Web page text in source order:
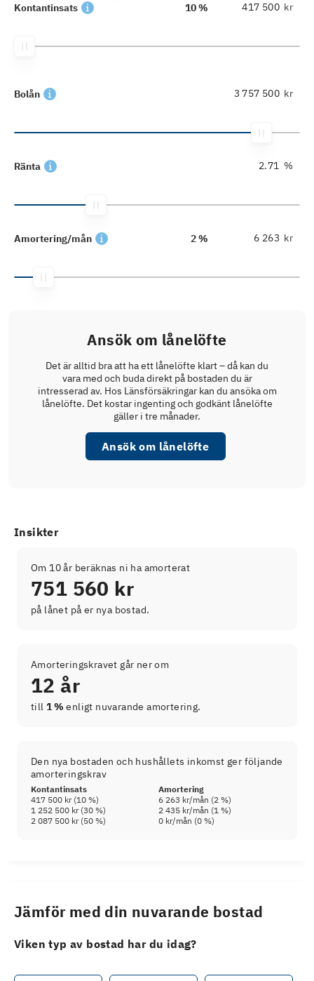
Kontantinsats 10 % kr
Bolån kr
Ränta %
Amortering/mån 2 % kr
Ansök om lånelöfte
Det är alltid bra att ha ett lånelöfte klart – då kan du
vara med och buda direkt på bostaden du är
intresserad av. Hos Länsförsäkringar kan du ansöka om
lånelöfte. Det kostar ingenting och godkänt lånelöfte
gäller i tre månader.
Ansök om lånelöfte
Insikter
Om 10 år beräknas ni ha amorterat
751 560 kr
på lånet på er nya bostad.
Amorteringskravet går ner om
12 år
till 1 % enligt nuvarande amortering.
Den nya bostaden och hushållets inkomst ger följande
amorteringskrav
Kontantinsats
Amortering
417 500 kr(10 %) 6 263 kr/mån (2 %)
1 252 500 kr(30 %) 2 435 kr/mån (1 %)
2 087 500 kr(50 %) 0 kr/mån (0 %)
Jämför med din nuvarande bostad
Viken typ av bostad har du idag?